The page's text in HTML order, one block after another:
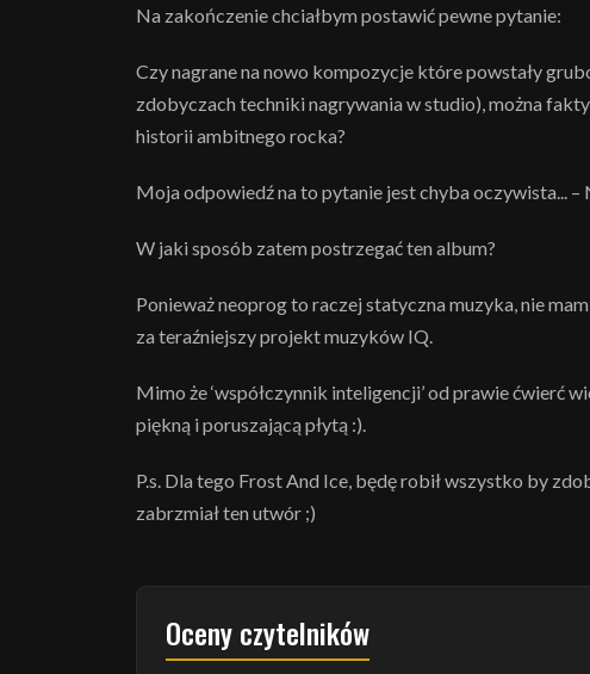
Na zakończenie chciałbym postawić pewne pytanie:
Czy nagrane na nowo kompozycje które powstały
zdobyczach techniki nagrywania w studio), można
historii ambitnego rocka?
Moja odpowiedź na to pytanie jest chyba oczywista... –
W jaki sposób zatem postrzegać ten album?
Ponieważ neoprog to raczej statyczna muzyka, nie
za teraźniejszy projekt muzyków IQ.
Mimo że ‘współczynnik inteligencji’ od prawie ćwierć
piękną i poruszającą płytą :).
P.s. Dla tego Frost And Ice, będę robił wszystko by
zabrzmiał ten utwór ;)
Oceny czytelników